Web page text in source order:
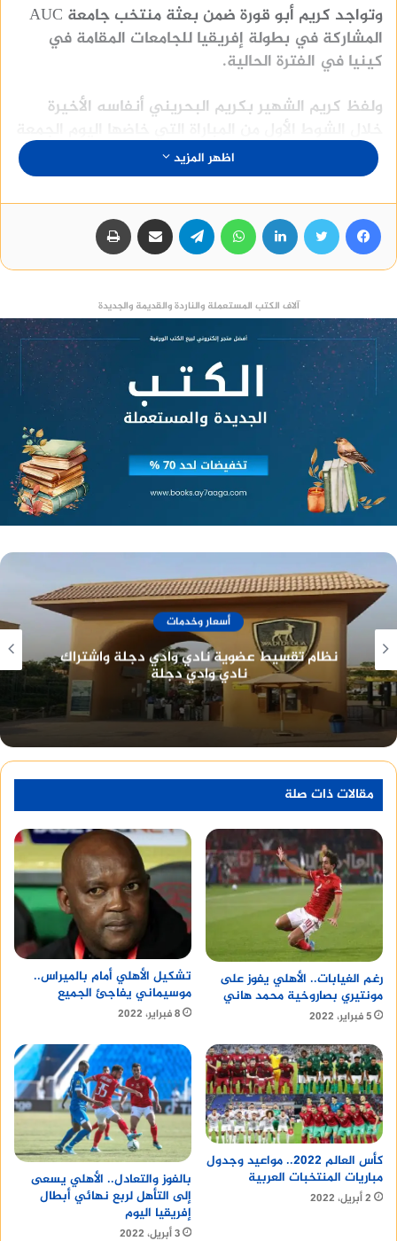
وتواجد كريم أبو قورة ضمن بعثة منتخب جامعة AUC
المشاركة في بطولة إفريقيا للجامعات المقامة في
كينيا في الفترة الحالية.
ولفظ كريم الشهير بكريم البحريني أنفاسه الأخيرة
خلال الشوط الأول من المباراة التي خاضها اليوم الجمعة
بعد أن سقط على أرض الملعب بشكل مفاجيء ولكن
لم تشفع محاولات الجهاز الطبي لإنقاذه قبل أن يتم
إعلان وفاته في المستشفى التي تم اصطحابه إليها
فورًا.
منصة وساطة لبيع العقارات مجانا
اظهر المزيد
آلاف الكتب المستعملة والناردة والقديمة والجديدة
أسعار وخدمات
نادي الصيد المصري تاريخ طويل وعراقة في خدمة
أعضائه
مقالات ذات صلة
رغم الغيابات.. الأهلي يفوز على
مونتيري بصاروخية محمد هاني
5 فبراير، 2022
تشكيل الأهلي أمام بالميراس..
موسيماني يفاجئ الجميع
8 فبراير، 2022
كأس العالم 2022.. مواعيد وجدول
مباريات المنتخبات العربية
2 أبريل، 2022
بالفوز والتعادل.. الأهلي يسعى
إلى التأهل لربع نهائي أبطال
إفريقيا اليوم
3 أبريل، 2022